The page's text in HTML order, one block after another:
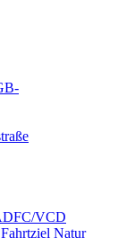
VCD
Natur